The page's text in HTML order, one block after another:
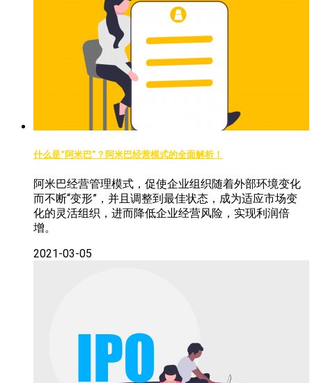
什么是“阿米巴”？阿米巴经营模式的全面解析！
阿米巴经营管理模式，促使企业组织随着外部环境变化
而不断“变形”，并且调整到最佳状态，成为适应市场变
化的灵活组织，进而降低企业经营风险，实现利润倍
增。
2021-03-05